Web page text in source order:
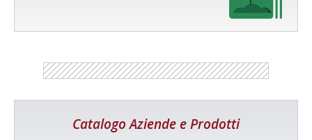
Catalogo Aziende e Prodotti